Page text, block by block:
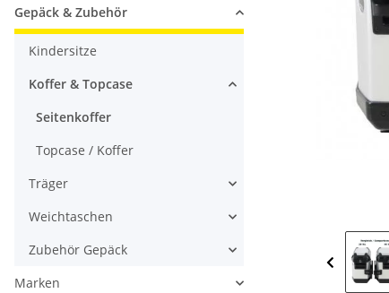
Gepäck & Zubehör
Kindersitze
Koffer & Topcase
Seitenkoffer
Topcase / Koffer
Träger
Weichtaschen
Zubehör Gepäck
Marken